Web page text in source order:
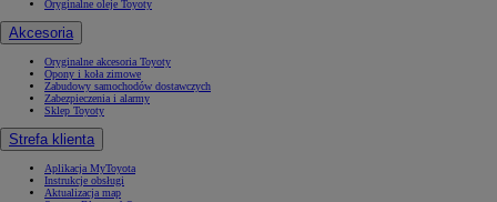
Oryginalne oleje Toyoty
Akcesoria
Oryginalne akcesoria Toyoty
Opony i koła zimowe
Zabudowy samochodów dostawczych
Zabezpieczenia i alarmy
Sklep Toyoty
Strefa klienta
Aplikacja MyToyota
Instrukcje obsługi
Aktualizacja map